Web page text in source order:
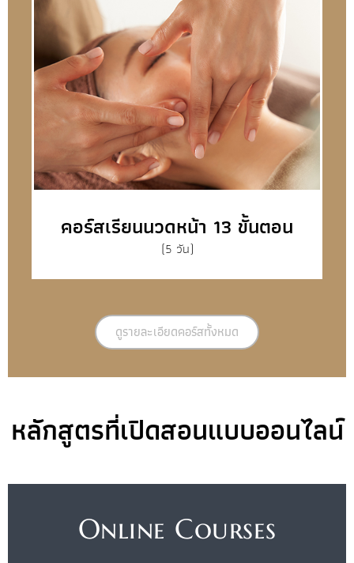
คอร์สเรียนนวดหน้า 13 ขั้นตอน
(5 วัน)
ดูรายละเอียดคอร์สทั้งหมด
หลักสูตรที่เปิดสอนแบบออนไลน์
Online Courses